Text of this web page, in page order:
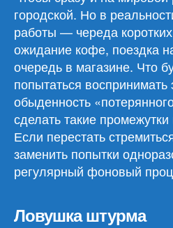
городской. Но в
работы — череда
ожидание кофе, поездка
очередь в магазине. Что
попытаться воспринимать
обыденность
сделать такие
Если перестать
заменить попытки
регулярный фоновый
Ловушка штурма